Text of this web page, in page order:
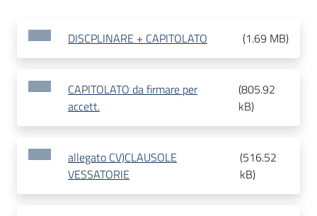
DISCPLINARE + CAPITOLATO (1.69 MB)
CAPITOLATO da firmare per
accett.
(805.92
kB)
allegato CV)CLAUSOLE
VESSATORIE
(516.52
kB)